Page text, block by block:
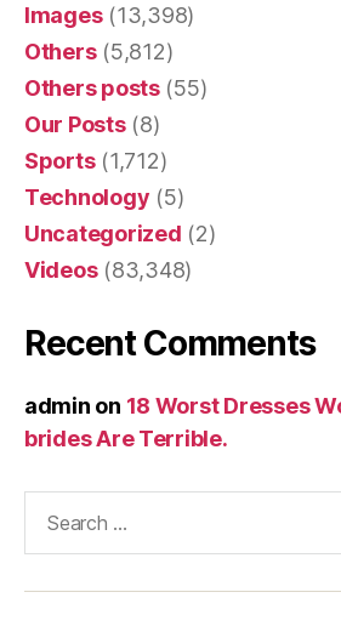
Images(13,398)
Others(5,812)
Others posts(55)
Our Posts(8)
Sports(1,712)
Technology (5)
Uncategorized (2)
Videos(83,348)
Recent Comments
admin on 18 Worst Dresses
brides Are Terrible.